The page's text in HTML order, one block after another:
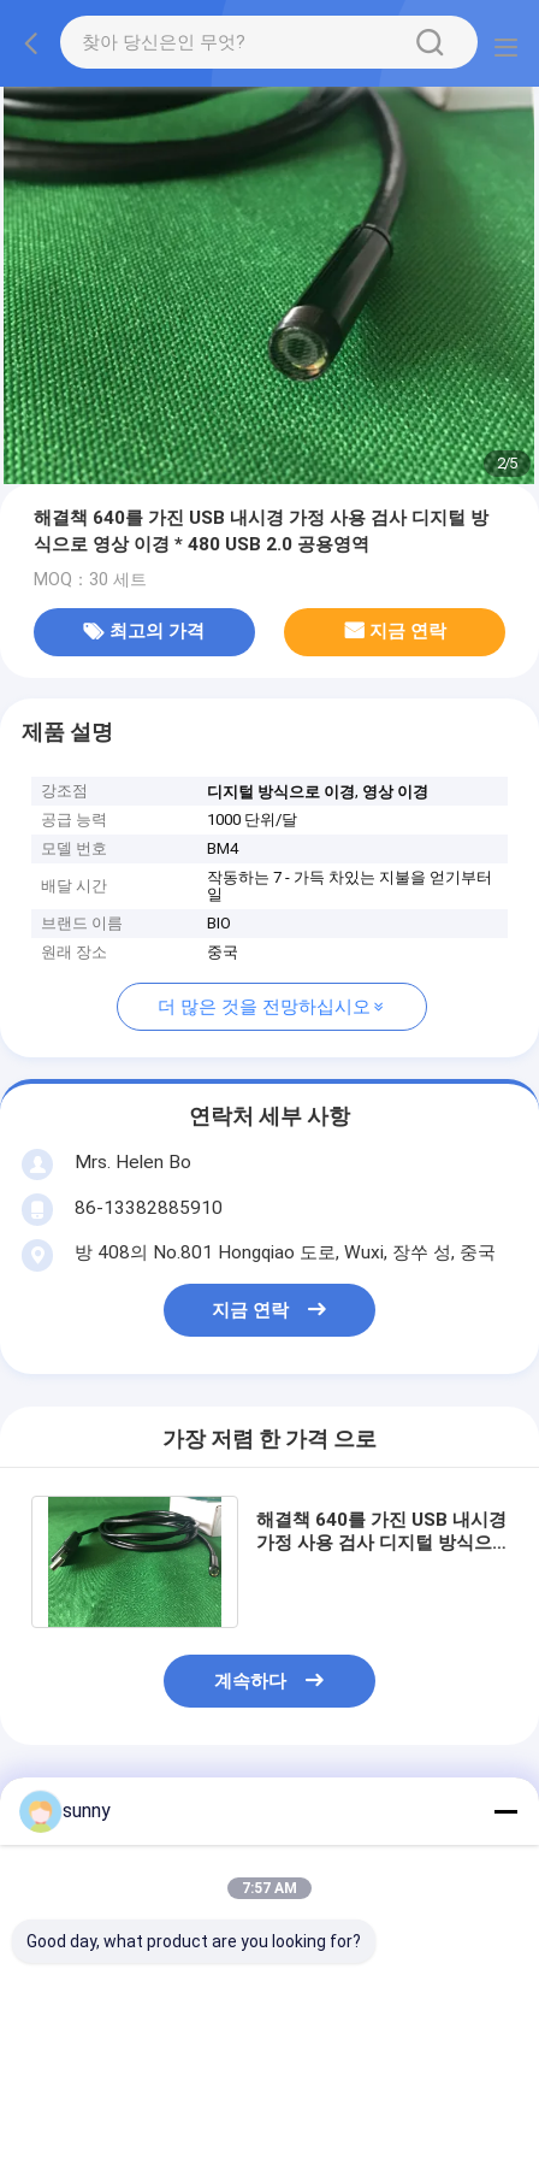
2/5
해결책 640를 가진 USB 내시경 가정 사용 검사 디지털 방
식으로 영상 이경 * 480 USB 2.0 공용영역
MOQ：30 세트
최고의 가격 지금 연락
제품 설명
강조점 디지털 방식으로 이경, 영상 이경
공급 능력
1000 단위/달
모델 번호
BM4
배달 시간
작동하는 7 - 가득 차있는 지불을 얻기부터
일
브랜드 이름
BIO
원래 장소
중국
더 많은 것을 전망하십시오
연락처 세부 사항
Mrs. Helen Bo
86-13382885910
방 408의 No.801 Hongqiao 도로, Wuxi, 장쑤 성, 중국
지금 연락
가장 저렴 한 가격 으로
해결책 640를 가진 USB 내시경
가정 사용 검사 디지털 방식으
계속하다
추천된 제품
sunny
7:57 AM
Good day, what product are you looking for?